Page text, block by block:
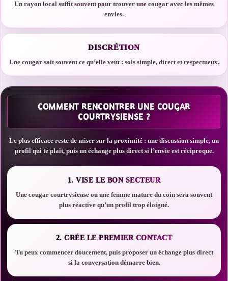
Un rayon local suffit souvent pour trouver une cougar avec les mêmes
envies.
DISCRÉTION
Une cougar sait souvent ce qu’elle veut : sois simple, direct et respectueux.
COMMENT RENCONTRER UNE COUGAR
COURTRYSIENSE ?
Le plus efficace reste de miser sur la proximité : une discussion simple, un
profil qui te plaît, puis un échange plus direct si l’envie est réciproque.
1. VISE LE BON SECTEUR
Une cougar courtrysiense ou une femme mature du coin sera souvent
plus réactive qu’un profil trop éloigné.
2. CRÉE LE PREMIER CONTACT
Tu peux commencer doucement, puis proposer un échange plus direct
si la conversation démarre bien.